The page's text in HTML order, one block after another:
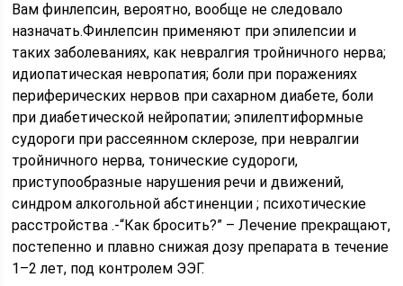
Вам финлепсин, вероятно, вообще не следовало
назначать.Финлепсин применяют при эпилепсии и
таких заболеваниях, как невралгия тройничного нерва;
идиопатическая невропатия; боли при поражениях
периферических нервов при сахарном диабете, боли
при диабетической нейропатии; эпилептиформные
судороги при рассеянном склерозе, при невралгии
тройничного нерва, тонические судороги,
приступообразные нарушения речи и движений,
синдром алкогольной абстиненции ; психотические
расстройства .-“Как бросить?” – Лечение прекращают,
постепенно и плавно снижая дозу препарата в течение
1–2 лет, под контролем ЭЭГ.